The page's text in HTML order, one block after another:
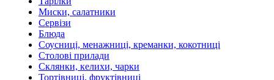
Миски, салатники
Сервізи
Блюда
Соусниці, менажниці, креманки, кокотниці
Столові прилади
Склянки, келихи, чарки
Тортівниці, фруктівниці